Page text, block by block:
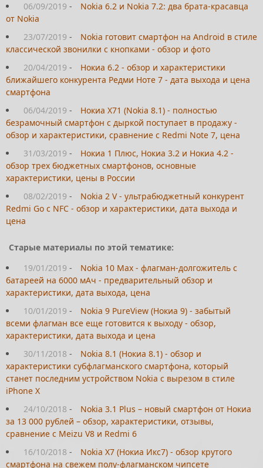
06/09/2019 -
Nokia 6.2 и Nokia 7.2: два брата-красавца
от Nokia
23/07/2019 -
Nokia готовит смартфон на Android в стиле
классической звонилки с кнопками - обзор и фото
20/04/2019 -
Нокиа 6.2 - обзор и характеристики
ближайшего конкурента Редми Ноте 7 - дата выхода и цена
смартфона
06/04/2019 -
Нокиа Х71 (Nokia 8.1) - полностью
безрамочный смартфон с дыркой поступает в продажу -
обзор и характеристики, сравнение с Redmi Note 7, цена
31/03/2019 -
Нокиа 1 Плюс, Нокиа 3.2 и Нокиа 4.2 -
обзор трех бюджетных смартфонов, основные
характеристики, цены в России
08/02/2019 -
Nokia 2 V - ультрабюджетный конкурент
Redmi Go с NFC - обзор и характеристики, дата выхода и
цена
Старые материалы по этой тематике:
19/01/2019 -
Nokia 10 Max - флагман-долгожитель с
батареей на 6000 мАч - предварительный обзор и
характеристики, дата выхода, цена
10/01/2019 -
Nokia 9 PureView (Нокиа 9) - забытый
всеми флагман все еще готовится к выходу - обзор,
характеристики, дата выхода и цена
30/11/2018 -
Nokia 8.1 (Нокиа 8.1) - обзор и
характеристики субфлагманского смартфона, который
станет последним устройством Nokia с вырезом в стиле
iPhone X
24/10/2018 -
Nokia 3.1 Plus – новый смартфон от Нокиа
за 13 000 рублей – обзор, характеристики, отзывы,
сравнение с Meizu V8 и Redmi 6
16/10/2018 -
Nokia X7 (Нокиа Икс7) - обзор крутого
смартфона на свежем полу-флагманском чипсете